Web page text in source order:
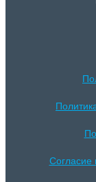
Согласие